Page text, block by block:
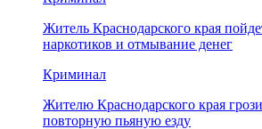
Житель Краснодарского края
наркотиков и отмывание денег
Криминал
Жителю Краснодарского края
повторную пьяную езду